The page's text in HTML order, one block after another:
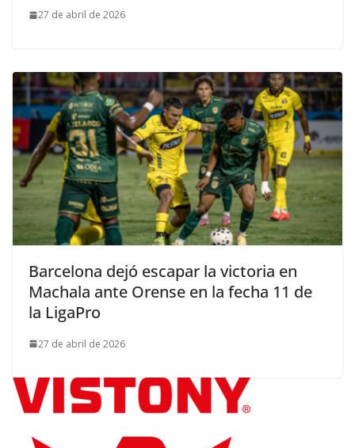
27 de abril de 2026
Barcelona dejó escapar la victoria en
Machala ante Orense en la fecha 11 de
la LigaPro
27 de abril de 2026